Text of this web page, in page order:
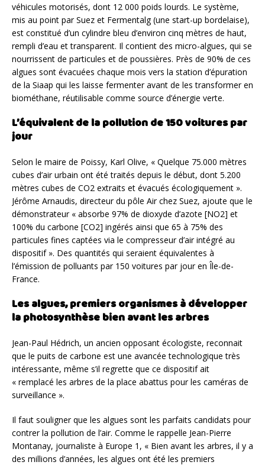
véhicules motorisés, dont 12 000 poids lourds. Le système,
mis au point par Suez et Fermentalg (une start-up bordelaise),
est constitué d’un cylindre bleu d’environ cinq mètres de haut,
rempli d’eau et transparent. Il contient des micro-algues, qui se
nourrissent de particules et de poussières. Près de 90% de ces
algues sont évacuées chaque mois vers la station d’épuration
de la Siaap qui les laisse fermenter avant de les transformer en
biométhane, réutilisable comme source d’énergie verte.
L’équivalent de la pollution de 150 voitures par
jour
Selon le maire de Poissy, Karl Olive, « Quelque 75.000 mètres
cubes d’air urbain ont été traités depuis le début, dont 5.200
mètres cubes de CO2 extraits et évacués écologiquement ».
Jérôme Arnaudis, directeur du pôle Air chez Suez, ajoute que le
démonstrateur « absorbe 97% de dioxyde d’azote [NO2] et
100% du carbone [CO2] ingérés ainsi que 65 à 75% des
particules fines captées via le compresseur d’air intégré au
dispositif ». Des quantités qui ­seraient équivalentes à
l’émission de polluants par 150 voitures par jour en Île-de-
France.
Les algues, premiers organismes à développer
la photosynthèse bien avant les arbres
Jean-Paul Hédrich, un ancien opposant écologiste, reconnait
que le puits de carbone est une avancée technologique très
intéressante, même s’il regrette que ce dispositif ait
« remplacé les arbres de la place abattus pour les caméras de
surveillance ».
Il faut souligner que les algues sont les parfaits candidats pour
contrer la pollution de l’air. Comme le rappelle Jean-Pierre
Montanay, journaliste à Europe 1, « Bien avant les arbres, il y a
des millions d’années, les algues ont été les premiers